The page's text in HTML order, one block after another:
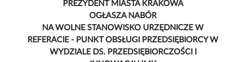
PREZYDENT MIASTA KRAKOWA
OGŁASZA NABÓR
NA WOLNE STANOWISKO URZĘDNICZE W
REFERACIE - PUNKT OBSŁUGI PRZEDSIĘBIORCY W
WYDZIALE DS. PRZEDSIĘBIORCZOŚCI I